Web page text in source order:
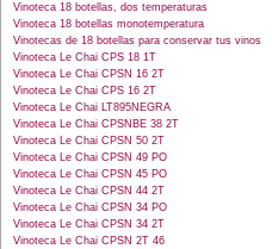
Vinoteca 18 botellas, dos temperaturas
Vinoteca 18 botellas monotemperatura
Vinotecas de 18 botellas para conservar tus vinos
Vinoteca Le Chai CPS 18 1T
Vinoteca Le Chai CPSN 16 2T
Vinoteca Le Chai CPS 16 2T
Vinoteca Le Chai LT895NEGRA
Vinoteca Le Chai CPSNBE 38 2T
Vinoteca Le Chai CPSN 50 2T
Vinoteca Le Chai CPSN 49 PO
Vinoteca Le Chai CPSN 45 PO
Vinoteca Le Chai CPSN 44 2T
Vinoteca Le Chai CPSN 34 PO
Vinoteca Le Chai CPSN 34 2T
Vinoteca Le Chai CPSN 2T 46